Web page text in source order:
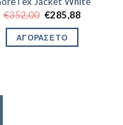
€352,00 Original
was:
€352,00.
€285,88Η
ΑΓΟΡΑΣΕ ΤΟ